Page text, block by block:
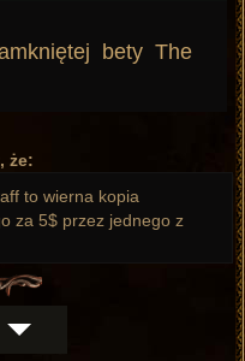
bety The
że:
to wierna kopia
za 5$ przez jednego z